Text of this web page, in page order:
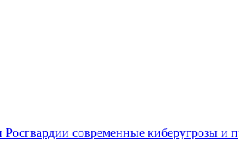
современные киберугрозы и